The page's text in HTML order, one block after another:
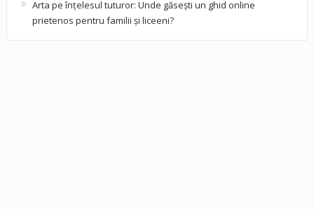
Arta pe înțelesul tuturor: Unde găsești un ghid online
prietenos pentru familii și liceeni?